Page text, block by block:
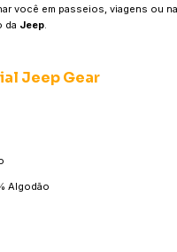
você em passeios, viagens ou
da Jeep
Jeep Gear
Algodão